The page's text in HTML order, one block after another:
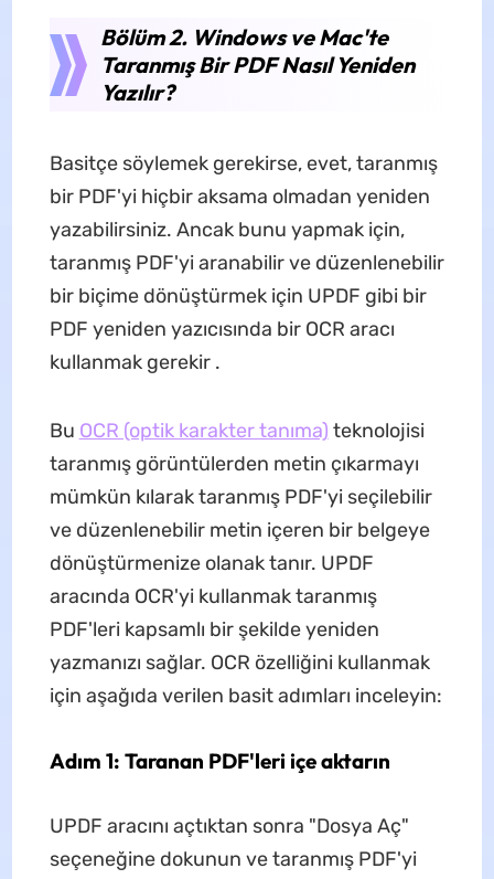
Bölüm 2. Windows ve Mac'te
Taranmış Bir PDF Nasıl Yeniden
Yazılır?
Basitçe söylemek gerekirse, evet, taranmış
bir PDF'yi hiçbir aksama olmadan yeniden
yazabilirsiniz. Ancak bunu yapmak için,
taranmış PDF'yi aranabilir ve düzenlenebilir
bir biçime dönüştürmek için UPDF gibi bir
PDF yeniden yazıcısında bir OCR aracı
kullanmak gerekir .
Bu OCR (optik karakter tanıma) teknolojisi
taranmış görüntülerden metin çıkarmayı
mümkün kılarak taranmış PDF'yi seçilebilir
ve düzenlenebilir metin içeren bir belgeye
dönüştürmenize olanak tanır. UPDF
aracında OCR'yi kullanmak taranmış
PDF'leri kapsamlı bir şekilde yeniden
yazmanızı sağlar. OCR özelliğini kullanmak
için aşağıda verilen basit adımları inceleyin:
Adım 1: Taranan PDF'leri içe aktarın
UPDF aracını açtıktan sonra "Dosya Aç"
seçeneğine dokunun ve taranmış PDF'yi